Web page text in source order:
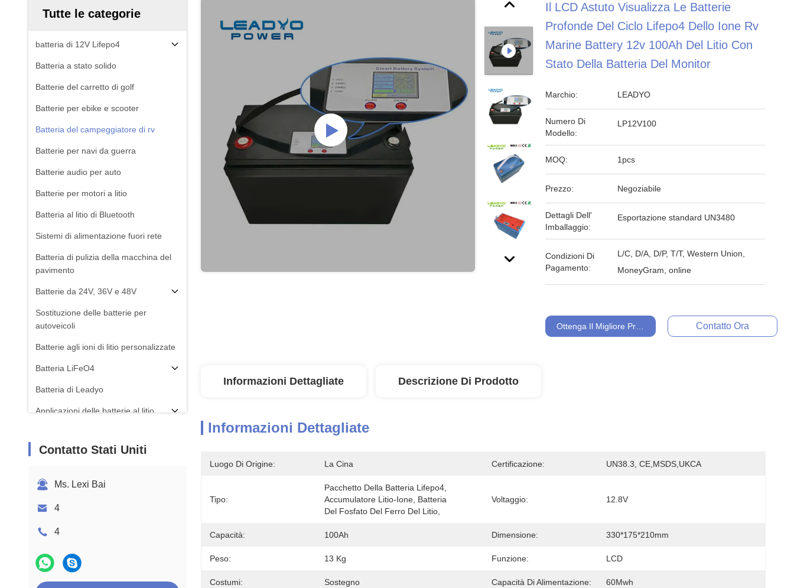
Tutte le categorie
batteria di 12V Lifepo4
Batteria a stato solido
Batterie del carretto di golf
Batterie per ebike e scooter
Batteria del campeggiatore di rv
Batterie per navi da guerra
Batterie audio per auto
Batterie per motori a litio
Batteria al litio di Bluetooth
Sistemi di alimentazione fuori rete
Batteria di pulizia della macchina del
pavimento
Batterie da 24V, 36V e 48V
Sostituzione delle batterie per
autoveicoli
Batterie agli ioni di litio personalizzate
Batteria LiFeO4
Batteria di Leadyo
Applicazioni delle batterie al litio
Contatto Stati Uniti
Ms. Lexi Bai
4
4
Il LCD Astuto Visualizza Le Batterie
Profonde Del Ciclo Lifepo4 Dello Ione Rv
Marine Battery 12v 100Ah Del Litio Con
Stato Della Batteria Del Monitor
Marchio: LEADYO
Numero Di
Modello:
LP12V100
MOQ: 1pcs
Prezzo: Negoziabile
Dettagli Dell'
Imballaggio:
Esportazione standard UN3480
Condizioni Di
Pagamento:
L/C, D/A, D/P, T/T, Western Union,
MoneyGram, online
Ottenga Il Migliore Prezzo Contatto Ora
Informazioni Dettagliate Descrizione Di Prodotto
Informazioni Dettagliate
Luogo Di Origine: La Cina Certificazione: UN38.3, CE,MSDS,UKCA
Tipo:
Pacchetto Della Batteria Lifepo4,
Accumulatore Litio-Ione, Batteria
Del Fosfato Del Ferro Del Litio,
Voltaggio: 12.8V
Capacità: 100Ah Dimensione: 330*175*210mm
Peso: 13 Kg Funzione: LCD
Costumi: Sostegno Capacità Di Alimentazione: 60Mwh